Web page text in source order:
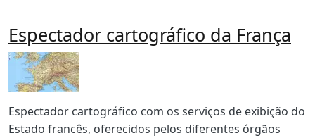
Espectador cartográfico da França
Imagen
Body
Espectador cartográfico com os serviços de exibição do
Estado francês, oferecidos pelos diferentes órgãos